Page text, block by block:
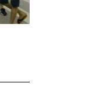
trên